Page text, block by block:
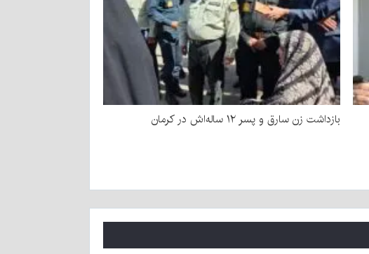
بازداشت زن سارق و پسر ۱۲ ساله‌اش در کرمان